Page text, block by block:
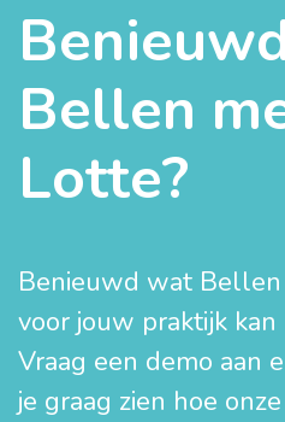
Bellen
Lotte?
Benieuwd wat
voor jouw praktijk kan
Vraag een demo aan
je graag zien hoe onze